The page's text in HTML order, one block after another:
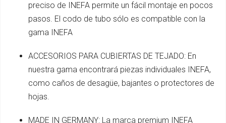
preciso de INEFA permite un fácil montaje en pocos
pasos. El codo de tubo sólo es compatible con la
gama INEFA
ACCESORIOS PARA CUBIERTAS DE TEJADO: En
nuestra gama encontrará piezas individuales INEFA,
como caños de desagüe, bajantes o protectores de
hojas.
MADE IN GERMANY: La marca premium INEFA